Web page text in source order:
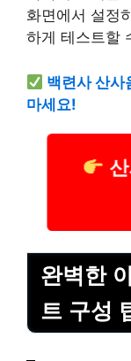
화면에서 설정
하게 테스트할
백련사 산사
마세요!
완벽한
트 구성